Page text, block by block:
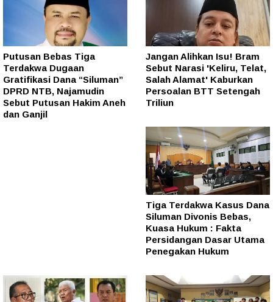
Putusan Bebas Tiga
Terdakwa Dugaan
Gratifikasi Dana “Siluman”
DPRD NTB, Najamudin
Sebut Putusan Hakim Aneh
dan Ganjil
Jangan Alihkan Isu! Bram
Sebut Narasi 'Keliru, Telat,
Salah Alamat' Kaburkan
Persoalan BTT Setengah
Triliun
Tiga Terdakwa Kasus Dana
Siluman Divonis Bebas,
Kuasa Hukum : Fakta
Persidangan Dasar Utama
Penegakan Hukum